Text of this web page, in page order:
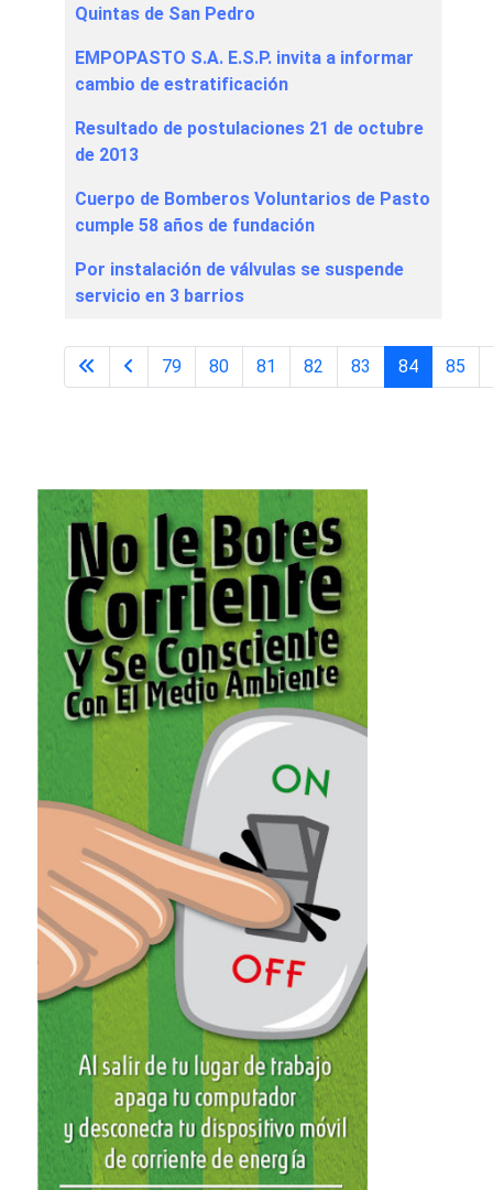
Quintas de San Pedro
EMPOPASTO S.A. E.S.P. invita a informar
cambio de estratificación
Resultado de postulaciones 21 de octubre
de 2013
Cuerpo de Bomberos Voluntarios de Pasto
cumple 58 años de fundación
Por instalación de válvulas se suspende
servicio en 3 barrios
Página 84 de 98
79 80 81 82 83 84 85